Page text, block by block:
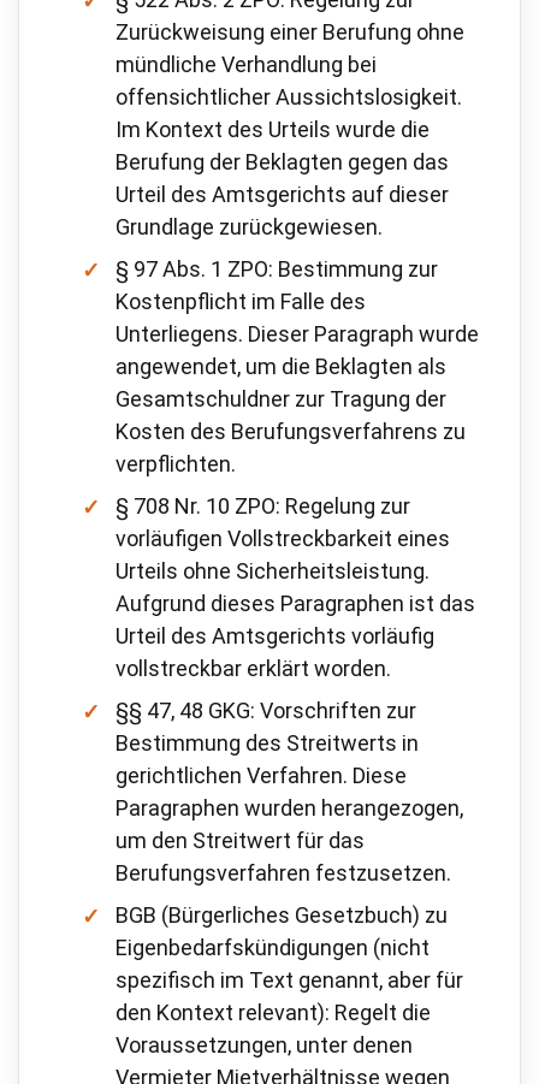
Zurückweisung einer Berufung ohne
mündliche Verhandlung bei
offensichtlicher Aussichtslosigkeit.
Im Kontext des Urteils wurde die
Berufung der Beklagten gegen das
Urteil des Amtsgerichts auf dieser
Grundlage zurückgewiesen.
§ 97 Abs. 1 ZPO: Bestimmung zur
Kostenpflicht im Falle des
Unterliegens. Dieser Paragraph wurde
angewendet, um die Beklagten als
Gesamtschuldner zur Tragung der
Kosten des Berufungsverfahrens zu
verpflichten.
§ 708 Nr. 10 ZPO: Regelung zur
vorläufigen Vollstreckbarkeit eines
Urteils ohne Sicherheitsleistung.
Aufgrund dieses Paragraphen ist das
Urteil des Amtsgerichts vorläufig
vollstreckbar erklärt worden.
§§ 47, 48 GKG: Vorschriften zur
Bestimmung des Streitwerts in
gerichtlichen Verfahren. Diese
Paragraphen wurden herangezogen,
um den Streitwert für das
Berufungsverfahren festzusetzen.
BGB (Bürgerliches Gesetzbuch) zu
Eigenbedarfskündigungen (nicht
spezifisch im Text genannt, aber für
den Kontext relevant): Regelt die
Voraussetzungen, unter denen
Vermieter Mietverhältnisse wegen